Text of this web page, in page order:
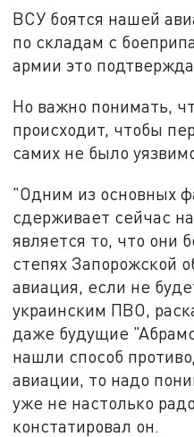
ВСУ боятся нашей
по складам с
армии это
Но важно понимать,
происходит, чтобы
самих не было
"Одним из основных
сдерживает сейчас
является то, что они
степях Запорожской
авиация, если не
украинским ПВО,
даже будущие
нашли способ
авиации, то надо
уже не настолько
констатировал он.